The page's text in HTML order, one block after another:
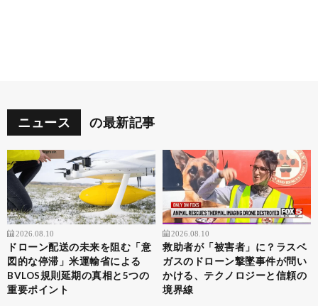
ニュース の最新記事
2026.08.10
ドローン配送の未来を阻む「意
図的な停滞」米運輸省による
BVLOS規則延期の真相と5つの
重要ポイント
2026.08.10
救助者が「被害者」に？ラスベ
ガスのドローン撃墜事件が問い
かける、テクノロジーと信頼の
境界線